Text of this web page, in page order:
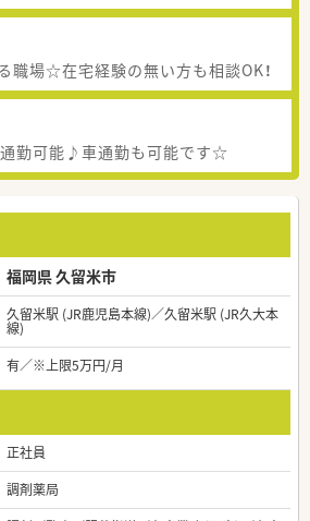
職場☆在宅経験の無い方も相談OK！
勤可能♪車通勤も可能です☆
福岡県 久留米市
久留米駅 (JR鹿児島本線)／久留米駅 (JR久大本
線)
有／※上限5万円/月
正社員
調剤薬局